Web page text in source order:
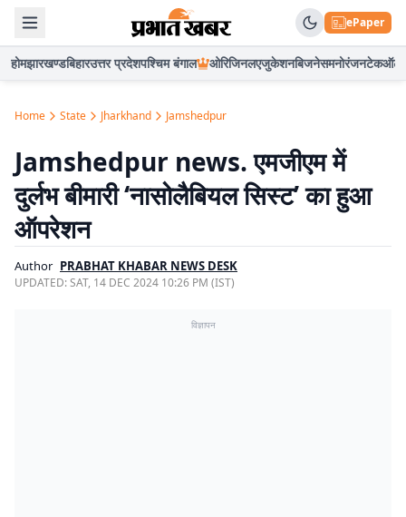
ePaper
होमझारखण्डबिहारउत्तर प्रदेशपश्चिम बंगाल ओरिजिनलएजुकेशनबिजनेसमनोरंजनटेकऑटो
Home State Jharkhand Jamshedpur
Jamshedpur news. एमजीएम में
दुर्लभ बीमारी ‘नासोलैबियल सिस्ट’ का हुआ
ऑपरेशन
Author PRABHAT KHABAR NEWS DESK
UPDATED:SAT, 14 DEC 2024 10:26 PM (IST)
विज्ञापन